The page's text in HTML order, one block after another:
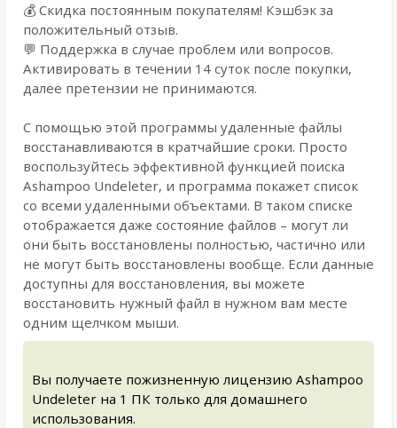
💰 Cкидка постоянным покупателям! Кэшбэк за
положительный отзыв.
💬 Поддержка в случае проблем или вопросов.
Активировать в течении 14 суток после покупки,
далее претензии не принимаются.
С помощью этой программы удаленные файлы
восстанавливаются в кратчайшие сроки. Просто
воспользуйтесь эффективной функцией поиска
Ashampoo Undeleter, и программа покажет список
со всеми удаленными объектами. В таком списке
отображается даже состояние файлов – могут ли
они быть восстановлены полностью, частично или
не могут быть восстановлены вообще. Если данные
доступны для восстановления, вы можете
восстановить нужный файл в нужном вам месте
одним щелчком мыши.
Вы получаете пожизненную лицензию Ashampoo
Undeleter на 1 ПК только для домашнего
использования.